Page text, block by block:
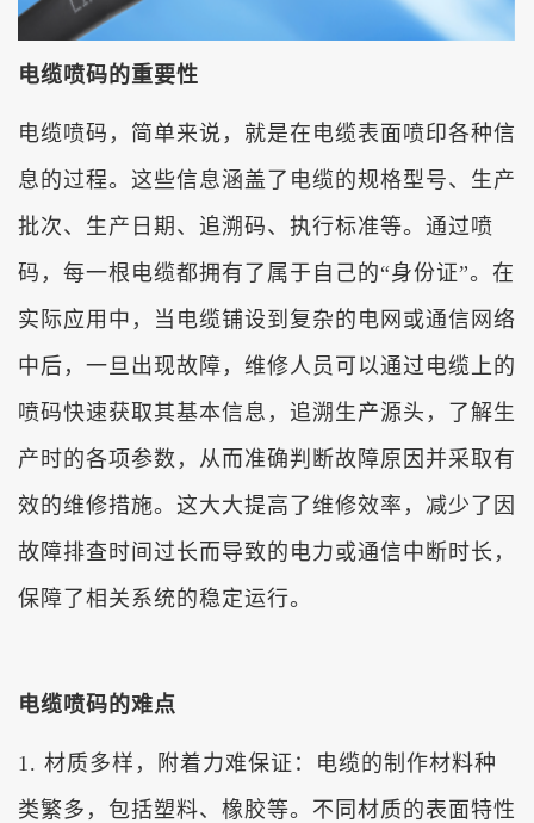
电缆喷码的重要性
电缆喷码，简单来说，就是在电缆表面喷印各种信
息的过程。这些信息涵盖了电缆的规格型号、生产
批次、生产日期、追溯码、执行标准等。通过喷
码，每一根电缆都拥有了属于自己的“身份证”。在
实际应用中，当电缆铺设到复杂的电网或通信网络
中后，一旦出现故障，维修人员可以通过电缆上的
喷码快速获取其基本信息，追溯生产源头，了解生
产时的各项参数，从而准确判断故障原因并采取有
效的维修措施。这大大提高了维修效率，减少了因
故障排查时间过长而导致的电力或通信中断时长，
保障了相关系统的稳定运行。
电缆喷码的难点
1. 材质多样，附着力难保证：电缆的制作材料种
类繁多，包括塑料、橡胶等。不同材质的表面特性